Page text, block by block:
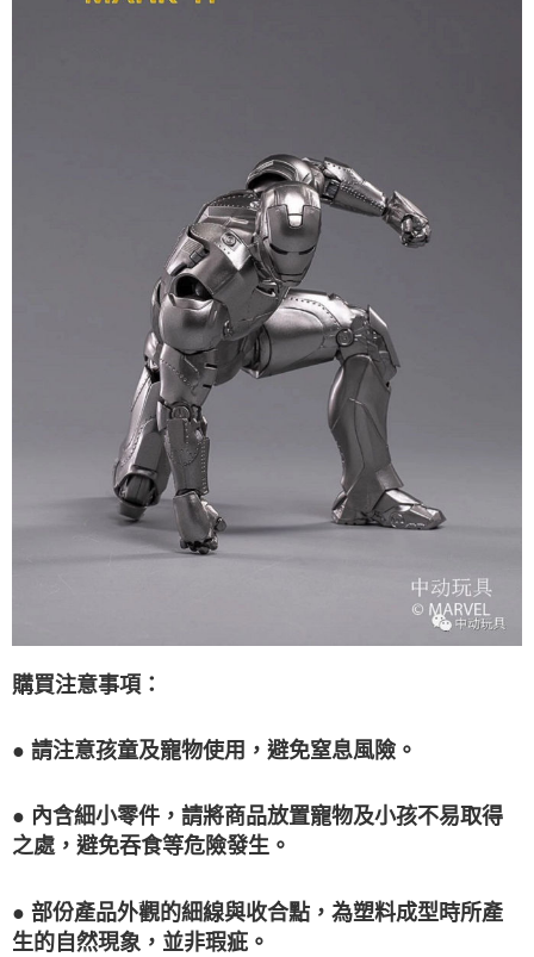
購買注意事項：
● 請注意孩童及寵物使用，避免窒息風險。
● 內含細小零件，請將商品放置寵物及小孩不易取得
之處，避免吞食等危險發生。
● 部份產品外觀的細線與收合點，為塑料成型時所產
生的自然現象，並非瑕疵。